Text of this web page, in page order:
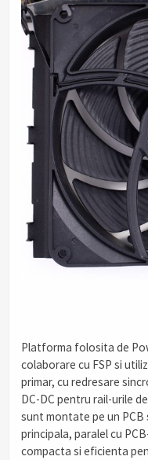
Platforma folosita de
colaborare cu FSP si
primar, cu redresare
DC-DC pentru rail-urile
sunt montate pe un
principala, paralel cu
compacta si eficienta